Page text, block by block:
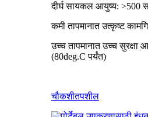
दीर्घ सायकल आयुष्य: >500
कमी तापमानात उत्कृष्ट
उच्च तापमानात उच्च सुरक्षा
(80deg.C पर्यंत)
चौकशीतपशील